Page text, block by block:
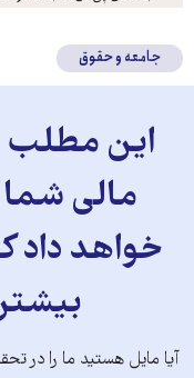
کنید
جامعه و حقوق
این مطلب
مالی شما
خواهد داد
آیا مایل هستید ما را در